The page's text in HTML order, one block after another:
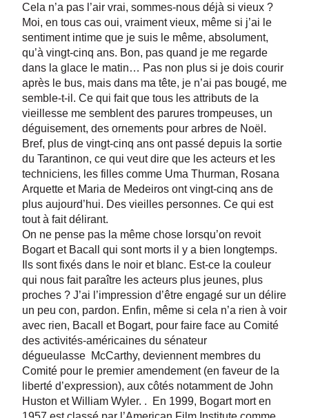
Cela n’a pas l’air vrai, sommes-nous déjà si vieux ?
Moi, en tous cas oui, vraiment vieux, même si j’ai le
sentiment intime que je suis le même, absolument,
qu’à vingt-cinq ans. Bon, pas quand je me regarde
dans la glace le matin… Pas non plus si je dois courir
après le bus, mais dans ma tête, je n’ai pas bougé, me
semble-t-il. Ce qui fait que tous les attributs de la
vieillesse me semblent des parures trompeuses, un
déguisement, des ornements pour arbres de Noël.
Bref, plus de vingt-cinq ans ont passé depuis la sortie
du Tarantinon, ce qui veut dire que les acteurs et les
techniciens, les filles comme Uma Thurman, Rosana
Arquette et Maria de Medeiros ont vingt-cinq ans de
plus aujourd’hui. Des vieilles personnes. Ce qui est
tout à fait délirant.
On ne pense pas la même chose lorsqu’on revoit
Bogart et Bacall qui sont morts il y a bien longtemps.
Ils sont fixés dans le noir et blanc. Est-ce la couleur
qui nous fait paraître les acteurs plus jeunes, plus
proches ? J’ai l’impression d’être engagé sur un délire
un peu con, pardon. Enfin, même si cela n’a rien à voir
avec rien, Bacall et Bogart, pour faire face au Comité
des activités-américaines du sénateur
dégueulasse McCarthy, deviennent membres du
Comité pour le premier amendement (en faveur de la
liberté d’expression), aux côtés notamment de John
Huston et William Wyler. . En 1999, Bogart mort en